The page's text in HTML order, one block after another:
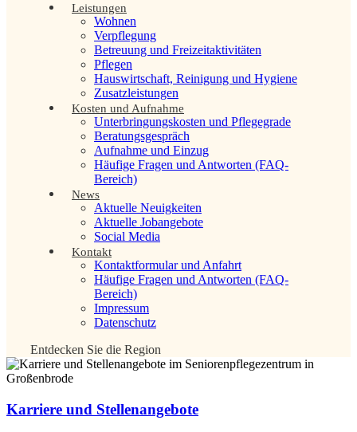
Leistungen
Wohnen
Verpflegung
Betreuung und Freizeitaktivitäten
Pflegen
Hauswirtschaft, Reinigung und Hygiene
Zusatzleistungen
Kosten und Aufnahme
Unterbringungskosten und Pflegegrade
Beratungsgespräch
Aufnahme und Einzug
Häufige Fragen und Antworten (FAQ-
Bereich)
News
Aktuelle Neuigkeiten
Aktuelle Jobangebote
Social Media
Kontakt
Kontaktformular und Anfahrt
Häufige Fragen und Antworten (FAQ-
Bereich)
Impressum
Datenschutz
Entdecken Sie die Region
Karriere und Stellenangebote